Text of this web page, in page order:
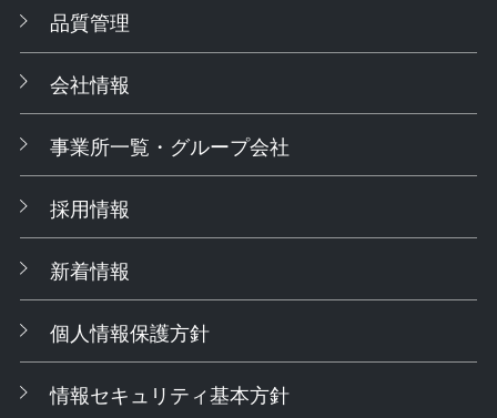
品質管理
会社情報
事業所一覧・グループ会社
採用情報
新着情報
個人情報保護方針
情報セキュリティ基本方針